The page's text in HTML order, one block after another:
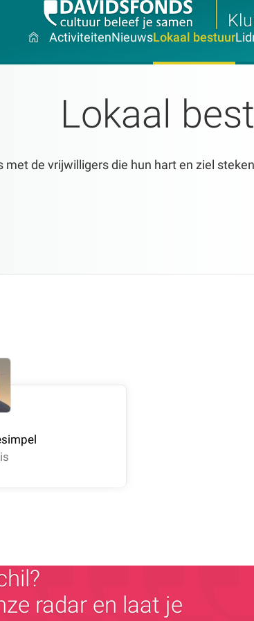
ActiviteitenNieuwsLokaal bestuur
Lokaal
met de vrijwilligers die hun hart en ziel
radar en laat je